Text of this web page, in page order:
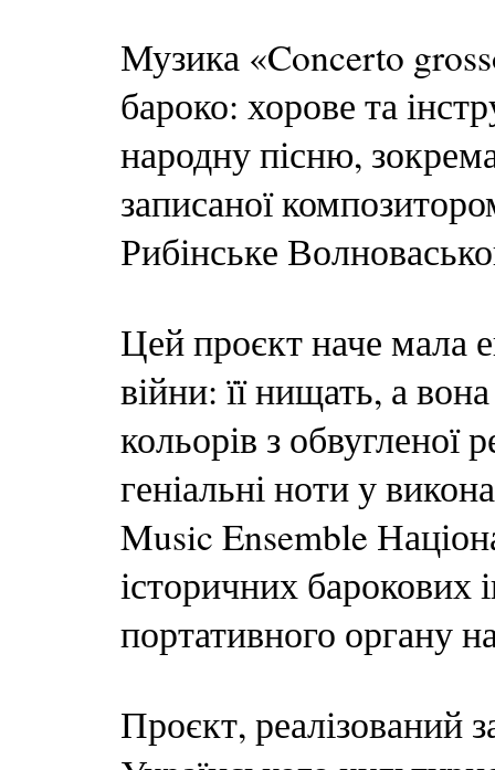
Музика «Concerto
бароко: хорове та
народну пісню,
записаної
Рибінське
Цей проєкт наче мала
війни: її нищать, а
кольорів з обвугленої
геніальні ноти у
Music Ensemble
історичних барокових
портативного органу
Проєкт, реалізований